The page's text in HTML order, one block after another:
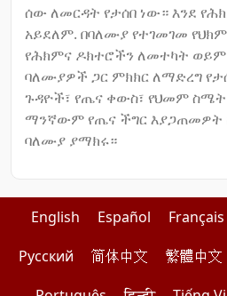
ሰው ለመርዳት የታሰበ ነው። እንደ
አይደለም. በባለሙያ የተገመገመ
የሕክምና ዶክተሮችን ለመተካት
ባለሙያዎች ጋር ምክክር ለማድረግ
ጉዳዮች፣ የጤና ቀውስ፣ የህመም
ማንኛውም የጤና ችግር እያጋጠመዎት
ባለሙያ ያማክሩ።
English Español Français
Pусский
简体中文 繁體中文